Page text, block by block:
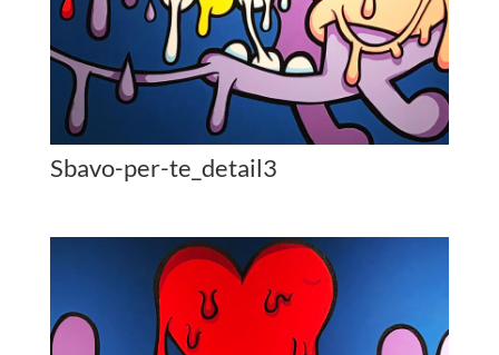
Sbavo-per-te_detail3